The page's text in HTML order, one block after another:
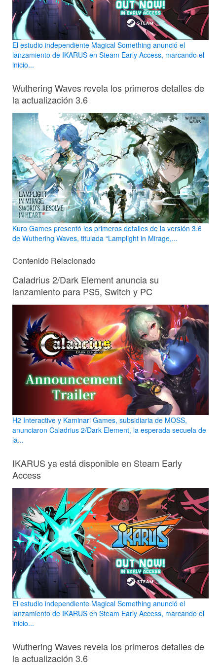
El estudio independiente Magical Something anunció el
lanzamiento de IKARUS en Steam Early Access, marcando el
inicio...
Wuthering Waves revela los primeros detalles de
la actualización 3.6
Kuro Games presentó los primeros detalles de la versión 3.6
de Wuthering Waves, titulada “Lamplight in Mirage,...
Contenido Relacionado
Caladrius 2/Dark Element anuncia su
lanzamiento para PS5, Switch y PC
H2 Interactive y Kaminari Games, subsidiaria de MOSS,
anunciaron Caladrius 2/Dark Element, la esperada secuela de
la...
IKARUS ya está disponible en Steam Early
Access
El estudio independiente Magical Something anunció el
lanzamiento de IKARUS en Steam Early Access, marcando el
inicio...
Wuthering Waves revela los primeros detalles de
la actualización 3.6